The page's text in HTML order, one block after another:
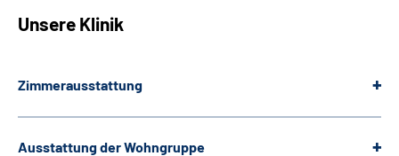
Unsere Klinik
Zimmerausstattung
Ausstattung der Wohngruppe